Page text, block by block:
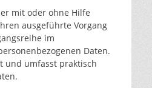
mit oder ohne Hilfe
ausgeführte Vorgang
im
Daten.
und umfasst praktisch